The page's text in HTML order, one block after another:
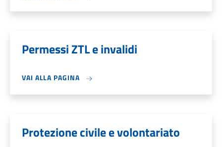
Permessi ZTL e invalidi
VAI ALLA PAGINA
Protezione civile e volontariato